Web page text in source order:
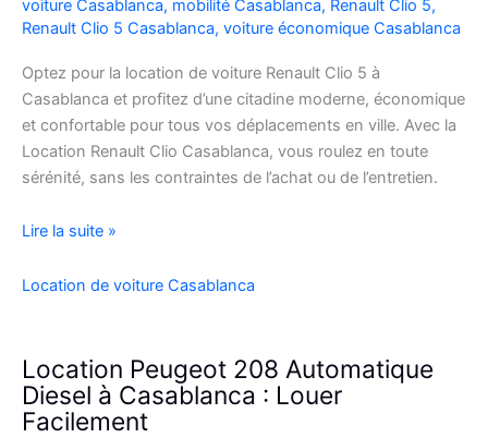
voiture Casablanca, mobilité Casablanca, Renault Clio 5,
Renault Clio 5 Casablanca, voiture économique Casablanca
Optez pour la location de voiture Renault Clio 5 à
Casablanca et profitez d’une citadine moderne, économique
et confortable pour tous vos déplacements en ville. Avec la
Location Renault Clio Casablanca, vous roulez en toute
sérénité, sans les contraintes de l’achat ou de l’entretien.
Location
Voiture
5
à
Casablanca
Lire la suite »
Location de voiture Casablanca
Location Peugeot 208 Automatique
Diesel à Casablanca : Louer
Facilement